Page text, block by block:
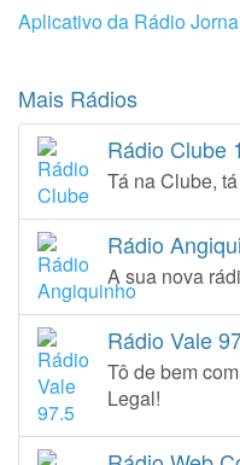
Aplicativo da Rádio
Mais Rádios
Rádio Clube
Tá na Clube,
Rádio
A sua nova
Rádio Vale
Tô de bem
Legal!